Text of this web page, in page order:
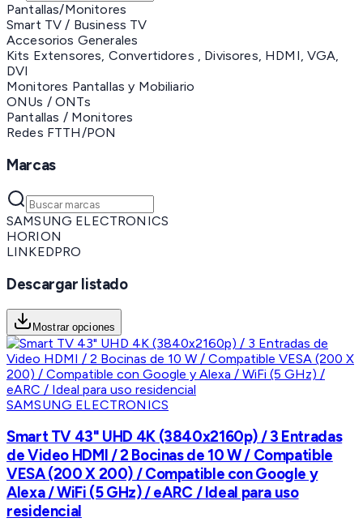
Pantallas/Monitores
Smart TV / Business TV
Accesorios Generales
Kits Extensores, Convertidores , Divisores, HDMI, VGA,
DVI
Monitores Pantallas y Mobiliario
ONUs / ONTs
Pantallas / Monitores
Redes FTTH/PON
Marcas
SAMSUNG ELECTRONICS
HORION
LINKEDPRO
Descargar listado
Mostrar opciones
SAMSUNG ELECTRONICS
Smart TV 43" UHD 4K (3840x2160p) / 3 Entradas
de Video HDMI / 2 Bocinas de 10 W / Compatible
VESA (200 X 200) / Compatible con Google y
Alexa / WiFi (5 GHz) / eARC / Ideal para uso
residencial